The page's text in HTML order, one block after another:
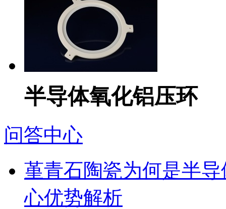
半导体氧化铝压环
问答中心
堇青石陶瓷为何是半
心优势解析